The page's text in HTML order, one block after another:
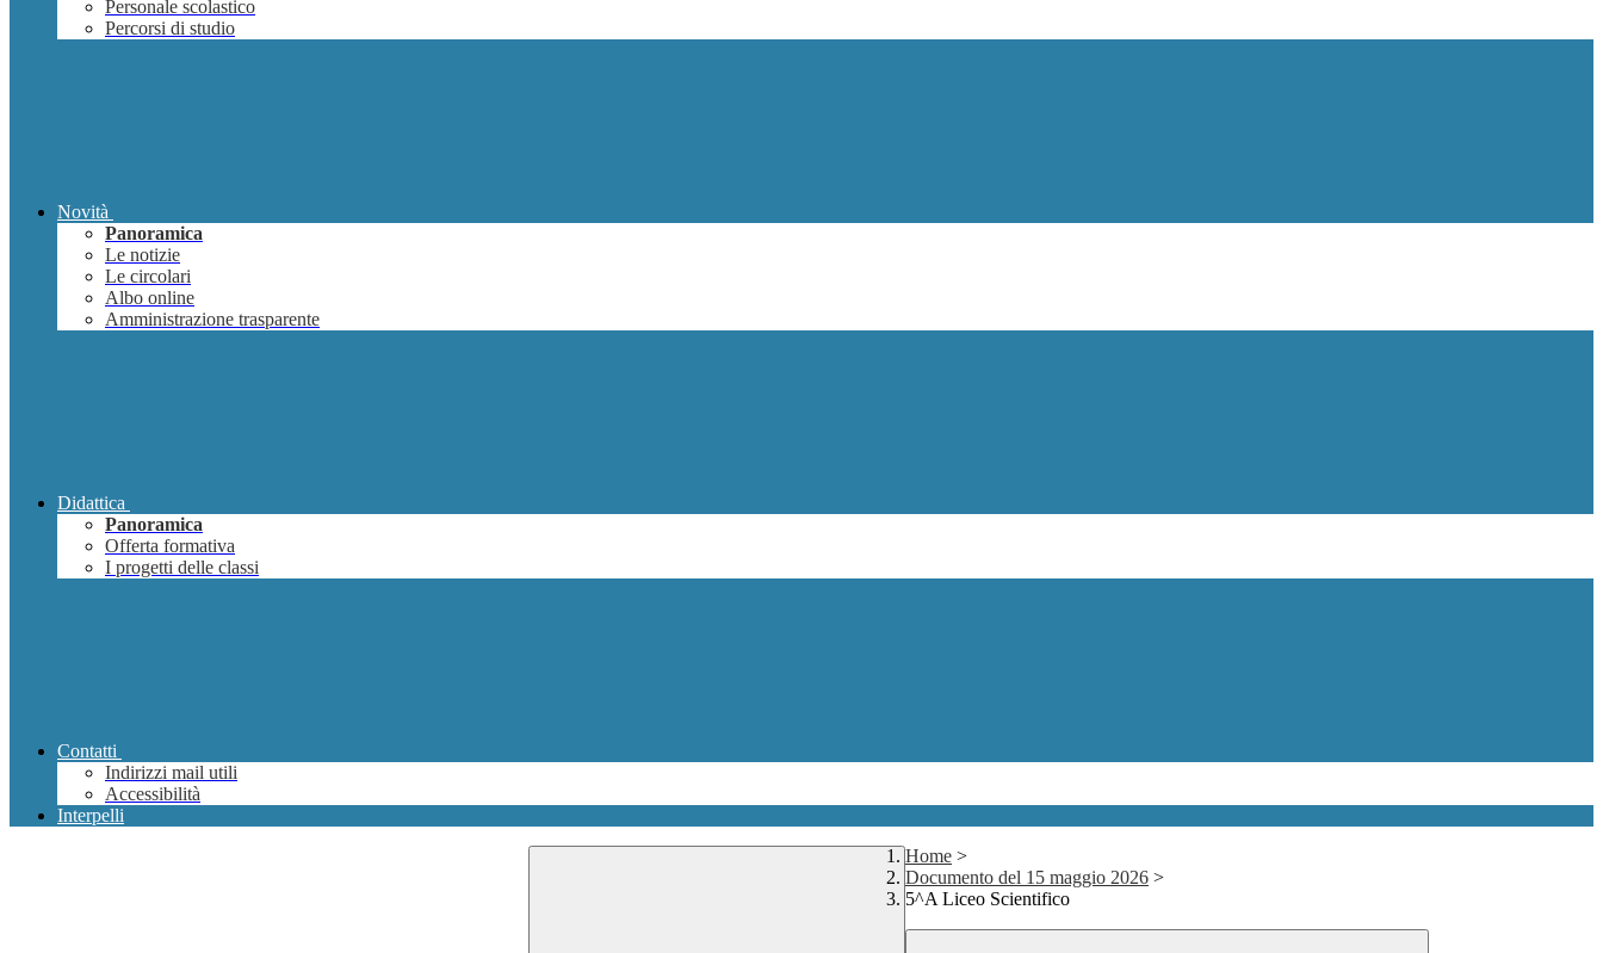
Personale scolastico
Percorsi di studio
Novità
Panoramica
Le notizie
Le circolari
Albo online
Amministrazione trasparente
Didattica
Panoramica
Offerta formativa
I progetti delle classi
Contatti
Indirizzi mail utili
Accessibilità
Interpelli
Home >
Documento del 15 maggio 2026 >
5^A Liceo Scientifico